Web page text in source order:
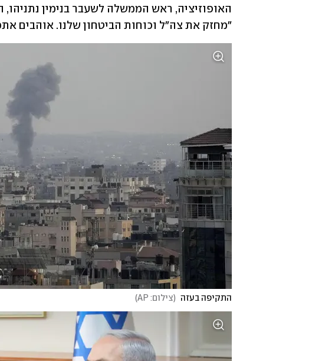
"מחזק את צה"ל וכוחות הביטחון שלנו. אוהבים
התקיפה בעזה (צילום: AP )